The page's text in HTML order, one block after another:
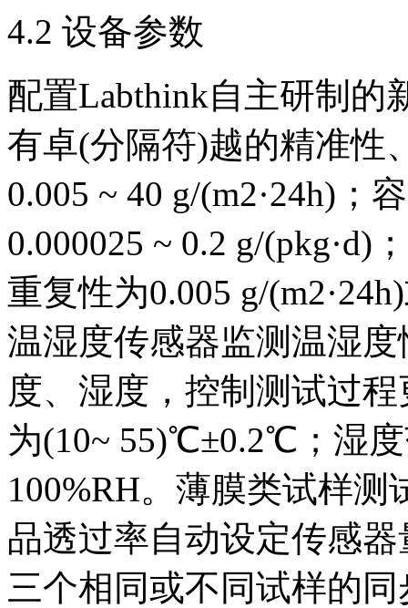
4.2 设备参数
配置Labthink自主研制的
有卓(分隔符)越的精准性
0.005 ~ 40 g/(m2·24h)；
0.000025 ~ 0.2 g/(pkg·d)
重复性为0.005 g/
温湿度传感器监测温湿
度、湿度，控制测试过
为(10~ 55)℃±0.2℃；湿度
100%RH。薄膜类试样测
品透过率自动设定传感
三个相同或不同试样的